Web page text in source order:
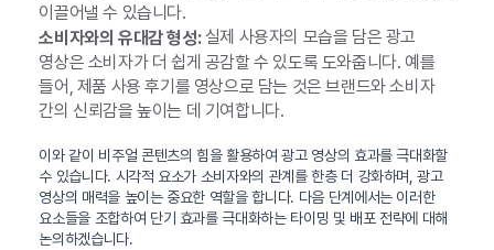
이끌어낼 수 있습니다.
소비자와의 유대감 형성:실제 사용자의 모습을 담은 광고
영상은 소비자가 더 쉽게 공감할 수 있도록 도와줍니다. 예를
들어, 제품 사용 후기를 영상으로 담는 것은 브랜드와 소비자
간의 신뢰감을 높이는 데 기여합니다.
이와 같이 비주얼 콘텐츠의 힘을 활용하여 광고 영상의 효과를 극대화할
수 있습니다. 시각적 요소가 소비자와의 관계를 한층 더 강화하며, 광고
영상의 매력을 높이는 중요한 역할을 합니다. 다음 단계에서는 이러한
요소들을 조합하여 단기 효과를 극대화하는 타이밍 및 배포 전략에 대해
논의하겠습니다.